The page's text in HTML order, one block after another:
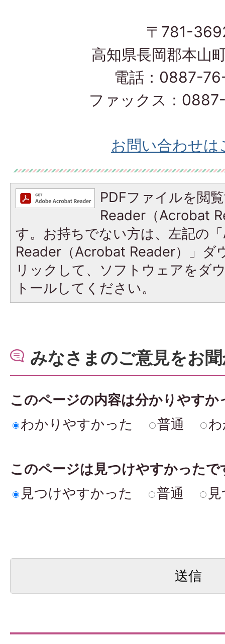
〒781-
高知県長岡郡本山
電話：0887-
ファックス：
お問い合わせは
PDFファイルを閲
Reader（Acrobat
す。お持ちでない方は、左記の
Reader（Acrobat Reader）」ダ
リックして、ソフトウェアをダ
トールしてください。
みなさまのご意見をお
このページの内容は分かりやすか
わかりやすかった
普通
このページは見つけやすかったで
見つけやすかった
普通